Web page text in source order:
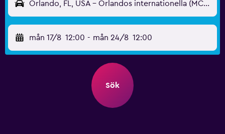
Orlando, FL, USA - Orlandos internationella (MCO)
mån 17/8 12:00 - mån 24/8 12:00
Sök